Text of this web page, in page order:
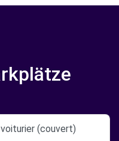
(couvert)